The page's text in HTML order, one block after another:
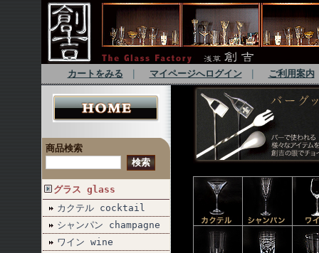
カートをみる マイページへログイン｜ ご利用案内
商品検索
グラス glass
カクテル cocktail
シャンパン champagne
ワイン wine